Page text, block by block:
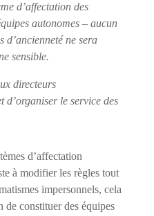
d’affectation des
autonomes – aucun
d’ancienneté ne sera
sensible.
directeurs
d’organiser le service des
d’affectation
à modifier les règles tout
impersonnels, cela
de constituer des équipes